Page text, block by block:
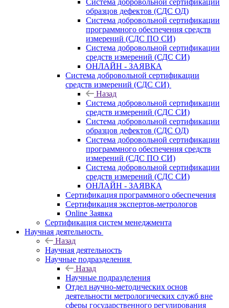
Система добровольной сертификации
образцов дефектов (СДС ОД)
Система добровольной сертификации
программного обеспечения средств
измерений (СДС ПО СИ)
Система добровольной сертификации
средств измерений (СДС СИ)
ОНЛАЙН - ЗАЯВКА
Система добровольной сертификации
средств измерений (СДС СИ)
Назад
Система добровольной сертификации
средств измерений (СДС СИ)
Система добровольной сертификации
образцов дефектов (СДС ОД)
Система добровольной сертификации
программного обеспечения средств
измерений (СДС ПО СИ)
Система добровольной сертификации
средств измерений (СДС СИ)
ОНЛАЙН - ЗАЯВКА
Сертификация программного обеспечения
Сертификация экспертов-метрологов
Online Заявка
Сертификация систем менеджмента
Научная деятельность
Назад
Научная деятельность
Научные подразделения
Назад
Научные подразделения
Отдел научно-методических основ
деятельности метрологических служб вне
сферы государственного регулирования